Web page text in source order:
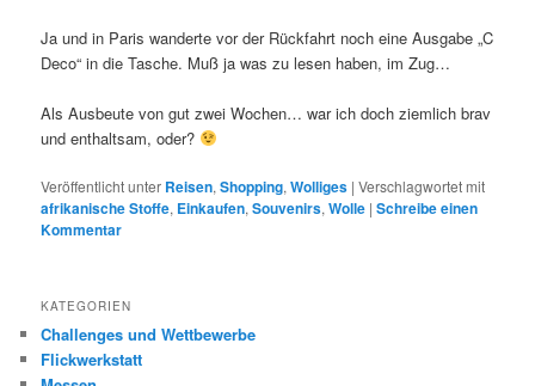
Ja und in Paris wanderte vor der Rückfahrt noch eine Ausgabe „C
Deco“ in die Tasche. Muß ja was zu lesen haben, im Zug…
Als Ausbeute von gut zwei Wochen… war ich doch ziemlich brav
und enthaltsam, oder?
Veröffentlicht unter Reisen,Shopping,Wolliges |Verschlagwortet mit
afrikanische Stoffe, Einkaufen,Souvenirs,Wolle |Schreibe einen
Kommentar
KATEGORIEN
Challenges und Wettbewerbe
Flickwerkstatt